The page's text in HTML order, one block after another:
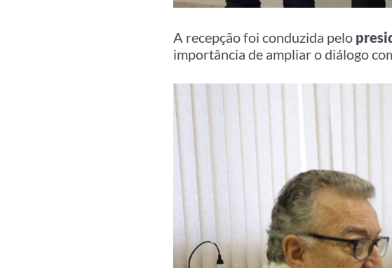
A recepção foi conduzida pelo
importância de ampliar o diálogo